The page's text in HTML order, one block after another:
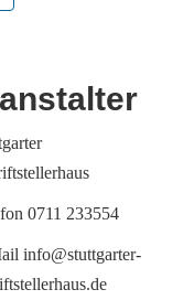
0711 233554
info@stuttgarter-